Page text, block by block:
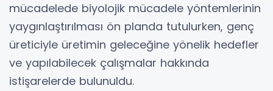
mücadelede biyolojik mücadele yöntemlerinin
yaygınlaştırılması ön planda tutulurken, genç
üreticiyle üretimin geleceğine yönelik hedefler
ve yapılabilecek çalışmalar hakkında
istişarelerde bulunuldu.